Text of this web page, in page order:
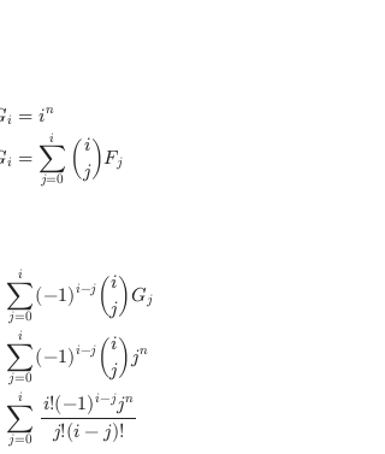
𝑖 = 𝑖𝑛
𝑖 =
𝑖
∑
𝑗=0
( 𝑖
𝑗)𝐹𝑗
=i nGi=
𝑖
∑
𝑗=0
(−1)𝑖−𝑗 ( 𝑖
𝑗 )𝐺𝑗
𝑖
∑
𝑗=0
(−1)𝑖−𝑗 ( 𝑖
𝑗 )𝑗𝑛
𝑖
∑
𝑗=0
𝑖!(−1)𝑖−𝑗𝑗𝑛
𝑗!(𝑖 −𝑗)!
=0i( j( j) jn=